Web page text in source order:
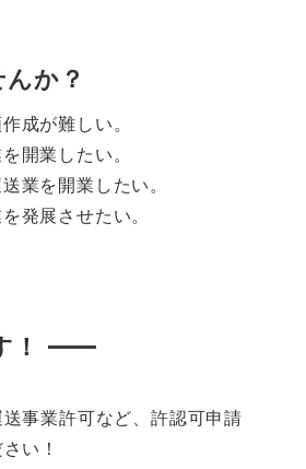
か？
成が難しい。
開業したい。
業を開業したい。
発展させたい。
事業許可など、許認可申請
い！